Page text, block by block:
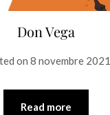
Don Vega
on 8 novembre 2021
Read more